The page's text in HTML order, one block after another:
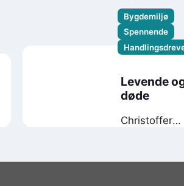
Bygdemiljø
Spennende
Levende
døde
Christoffer